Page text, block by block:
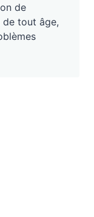
de
tout âge,